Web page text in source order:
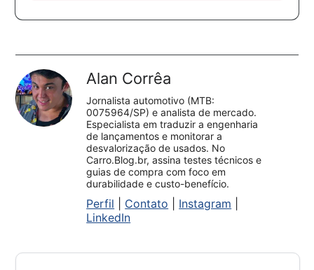
Alan Corrêa
Jornalista automotivo (MTB:
0075964/SP) e analista de mercado.
Especialista em traduzir a engenharia
de lançamentos e monitorar a
desvalorização de usados. No
Carro.Blog.br, assina testes técnicos e
guias de compra com foco em
durabilidade e custo-benefício.
Perfil Contato Instagram
LinkedIn